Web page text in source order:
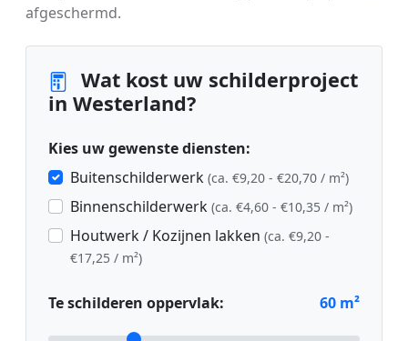
afgeschermd.
Wat kost uw schilderproject
in Westerland?
Kies uw gewenste diensten:
Buitenschilderwerk (ca. €9,20 - €20,70 / m²)
Binnenschilderwerk (ca. €4,60 - €10,35 / m²)
Houtwerk / Kozijnen lakken (ca. €9,20 -
€17,25 / m²)
Te schilderen oppervlak: 60 m²